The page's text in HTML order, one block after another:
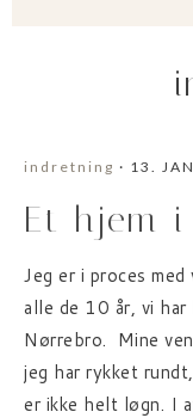
indretning · 13.
Et hjem
Jeg er i proces
alle de 10 år, vi
Nørrebro. Mine
jeg har rykket rundt,
er ikke helt løgn. I